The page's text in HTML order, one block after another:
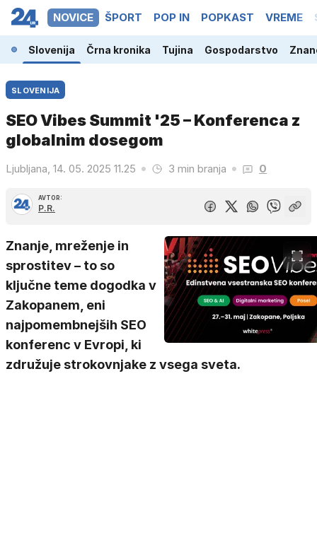
NOVICE ŠPORT POP IN POPKAST VREME
Slovenija Črna kronika Tujina Gospodarstvo
SLOVENIJA
SEO Vibes Summit '25 – Konferenca z
globalnim dosegom
Ljubljana, 14. 05. 2025 11.25 3 min branja 0
AVTOR:
P.R.
Znanje, mreženje in
sprostitev – to so
ključne teme dogodka v
Zakopanem, eni
najpomembnejših SEO
konferenc v Evropi, ki
združuje strokovnjake z vsega sveta.